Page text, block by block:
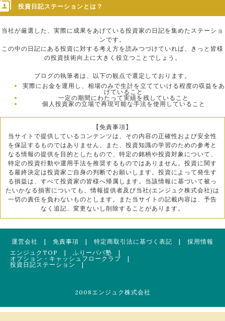
投資日記ステーションとは？
当社が厳選した、実際に成果をあげている投資家の日記を集めたステーショ
ンです。
この中の日記にある投資に対する考え方を読みつづけていれば、きっと皆様
の投資技術向上に大きく役立つことでしょう。
ブログの執筆者は、以下の観点で選定しております。
実際にお金を運用し、相場のみで生計を立てていける程度の収益をあ
げていること
一定の期間にわたって実績を残していること
個人投資家の立場で再現可能な手法を使用していること
【免責事項】
当サイトで提供しているコンテンツは、その内容の正確性および安全性
を保証するものではありません。また、投資知識の学習のための参考と
なる情報の提供を目的としたもので、特定の銘柄や投資対象について、
特定の投資行動や運用手法を推奨するものではありません。投資に関す
る最終決定は投資家ご自身の判断でお願いします。投資によって発生す
る損益は、すべて投資家の皆様へ帰属します。当該情報に基づいて被っ
たいかなる損害についても、情報提供者及び当社(エンジュク株式会社)は
一切の責任を負わないものとします。また当サイトの記載内容は、予告
なく追記、変更ないし削除することがあります。
運営会社 | 免責事項 | 特定商取引法に基づく表記 | 採用情報
エンジュクTOP
| ふりーパパ塾 |
オプション・キャッシュフロークラブ |
投資日記ステーション
|
2008エンジュク株式会社